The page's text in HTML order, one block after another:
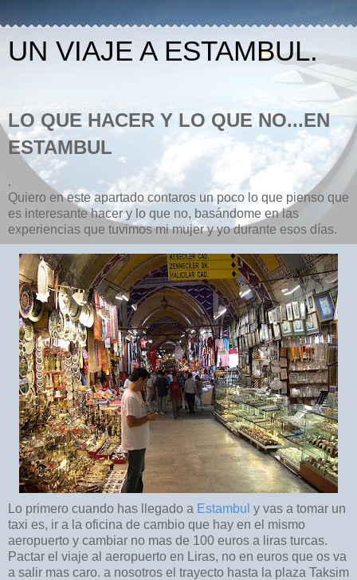
UN VIAJE A ESTAMBUL.
LO QUE HACER Y LO QUE NO...EN
ESTAMBUL
.
Quiero en este apartado contaros un poco lo que pienso que
es interesante hacer y lo que no, basándome en las
experiencias que tuvimos mi mujer y yo durante esos días.
Lo primero cuando has llegado a Estambul y vas a tomar un
taxi es, ir a la oficina de cambio que hay en el mismo
aeropuerto y cambiar no mas de 100 euros a liras turcas.
Pactar el viaje al aeropuerto en Liras, no en euros que os va
a salir mas caro. a nosotros el trayecto hasta la plaza Taksim